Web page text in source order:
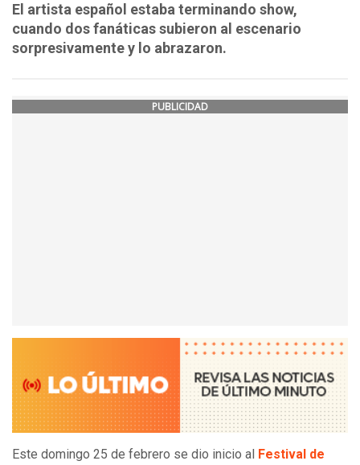
El artista español estaba terminando show,
cuando dos fanáticas subieron al escenario
sorpresivamente y lo abrazaron.
PUBLICIDAD
Este domingo 25 de febrero se dio inicio al Festival de